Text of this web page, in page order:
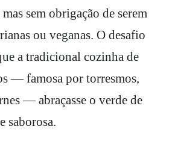
sem obrigação de serem
ou veganas. O desafio
a tradicional cozinha de
— famosa por torresmos,
— abraçasse o verde de
saborosa.